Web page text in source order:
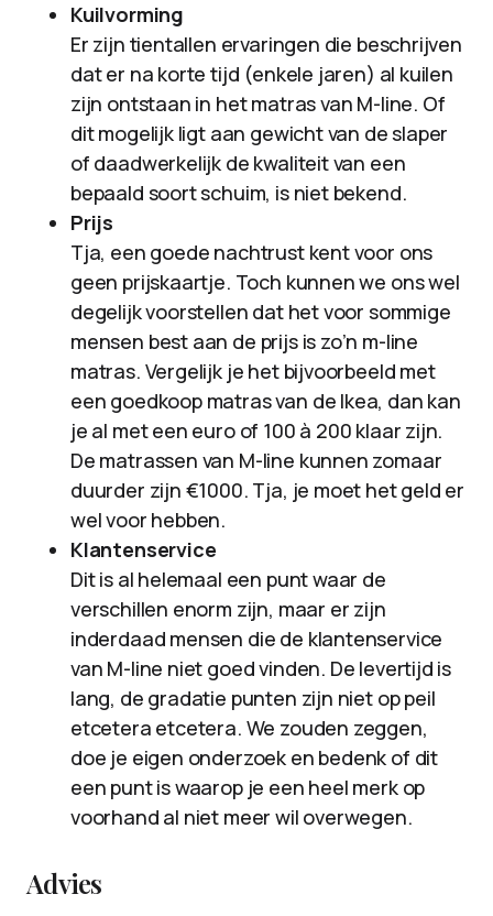
Kuilvorming
Er zijn tientallen ervaringen die beschrijven
dat er na korte tijd (enkele jaren) al kuilen
zijn ontstaan in het matras van M-line. Of
dit mogelijk ligt aan gewicht van de slaper
of daadwerkelijk de kwaliteit van een
bepaald soort schuim, is niet bekend.
Prijs
Tja, een goede nachtrust kent voor ons
geen prijskaartje. Toch kunnen we ons wel
degelijk voorstellen dat het voor sommige
mensen best aan de prijs is zo’n m-line
matras. Vergelijk je het bijvoorbeeld met
een goedkoop matras van de Ikea, dan kan
je al met een euro of 100 à 200 klaar zijn.
De matrassen van M-line kunnen zomaar
duurder zijn €1000. Tja, je moet het geld er
wel voor hebben.
Klantenservice
Dit is al helemaal een punt waar de
verschillen enorm zijn, maar er zijn
inderdaad mensen die de klantenservice
van M-line niet goed vinden. De levertijd is
lang, de gradatie punten zijn niet op peil
etcetera etcetera. We zouden zeggen,
doe je eigen onderzoek en bedenk of dit
een punt is waarop je een heel merk op
voorhand al niet meer wil overwegen.
Advies